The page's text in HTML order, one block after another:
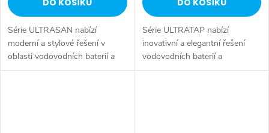
DO KOŠÍKU
Série ULTRASAN nabízí
moderní a stylové řešení v
oblasti vodovodních baterií a
sprchových systémů, které
DO KOŠÍKU
Série ULTRATAP nabízí
inovativní a elegantní řešení
vodovodních baterií a
sprchových systémů, které